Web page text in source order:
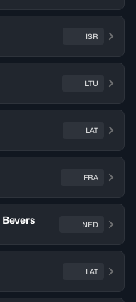
ISR
LTU
LAT
FRA
Bevers NED
LAT